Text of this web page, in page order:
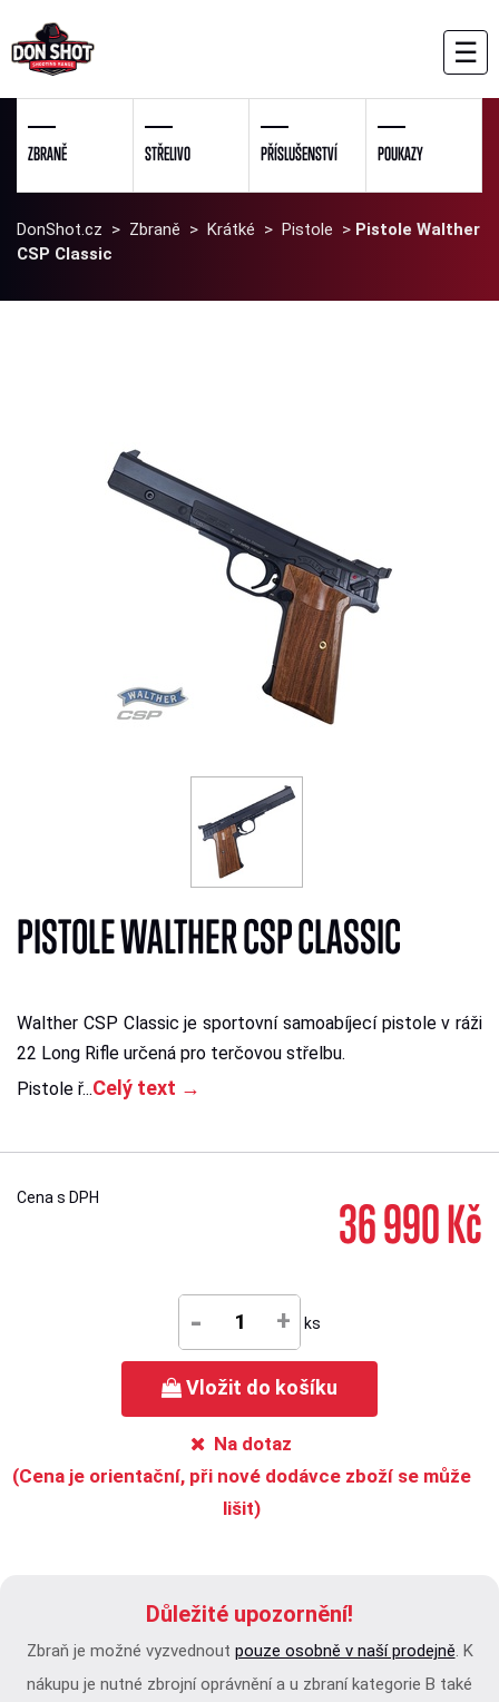
☰
ZBRANĚ STŘELIVO PŘÍSLUŠENSTVÍ POUKAZY
DonShot.cz > Zbraně > Krátké > Pistole > Pistole Walther
CSP Classic
PISTOLE WALTHER CSP CLASSIC
Walther CSP Classic je sportovní samoabíjecí pistole v ráži
22 Long Rifle určená pro terčovou střelbu.
Pistole ř...Celý text →
Cena s DPH 36 990 Kč
- + ks
Vložit do košíku
Na dotaz
(Cena je orientační, při nové dodávce zboží se může
lišit)
Důležité upozornění!
Zbraň je možné vyzvednout pouze osobně v naší prodejně. K
nákupu je nutné zbrojní oprávnění a u zbraní kategorie B také